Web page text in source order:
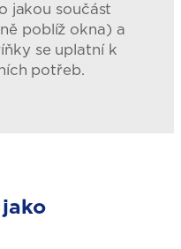
jakou součást
poblíž okna) a
se uplatní k
potřeb.